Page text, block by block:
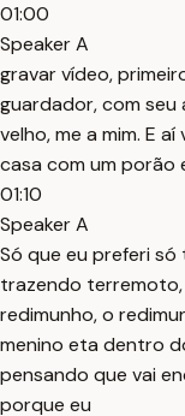
01:00
Speaker A
gravar vídeo,
guardador, com seu
velho, me a mim. E
casa com um porão
01:10
Speaker A
Só que eu preferi
trazendo terremoto,
redimunho, o
menino eta dentro
pensando que vai
porque eu